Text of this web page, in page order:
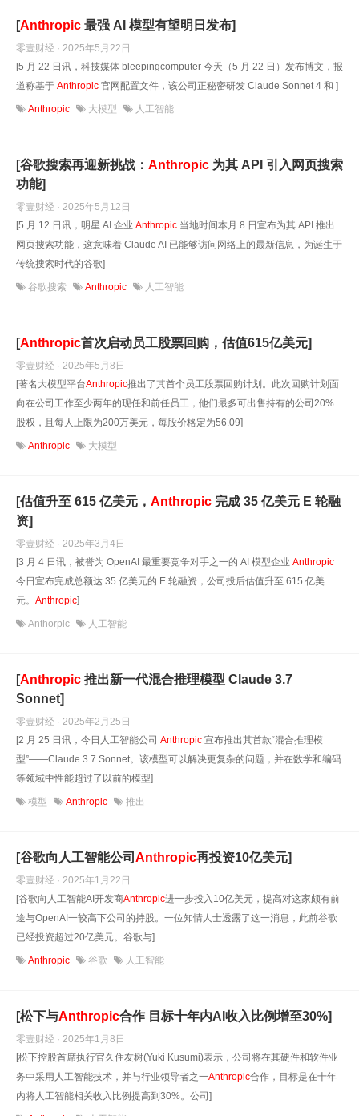
[Anthropic 最强 AI 模型有望明日发布]
零壹财经 · 2025年5月22日
[5 月 22 日讯，科技媒体 bleepingcomputer 今天（5 月 22 日）发布博文，报
道称基于 Anthropic 官网配置文件，该公司正秘密研发 Claude Sonnet 4 和 ]
Anthropic 大模型 人工智能
[谷歌搜索再迎新挑战： Anthropic 为其 API 引入网页搜索
功能]
零壹财经 · 2025年5月12日
[5 月 12 日讯，明星 AI 企业 Anthropic 当地时间本月 8 日宣布为其 API 推出
网页搜索功能，这意味着 Claude AI 已能够访问网络上的最新信息，为诞生于
传统搜索时代的谷歌]
谷歌搜索 Anthropic 人工智能
[Anthropic首次启动员工股票回购，估值615亿美元]
零壹财经 · 2025年5月8日
[著名大模型平台Anthropic推出了其首个员工股票回购计划。此次回购计划面
向在公司工作至少两年的现任和前任员工，他们最多可出售持有的公司20%
股权，且每人上限为200万美元，每股价格定为56.09]
Anthropic 大模型
[估值升至 615 亿美元， Anthropic 完成 35 亿美元 E 轮融
资]
零壹财经 · 2025年3月4日
[3 月 4 日讯，被誉为 OpenAI 最重要竞争对手之一的 AI 模型企业 Anthropic
今日宣布完成总额达 35 亿美元的 E 轮融资，公司投后估值升至 615 亿美
元。 Anthropic]
Anthorpic 人工智能
[Anthropic 推出新一代混合推理模型 Claude 3.7
Sonnet]
零壹财经 · 2025年2月25日
[2 月 25 日讯，今日人工智能公司 Anthropic 宣布推出其首款“混合推理模
型”——Claude 3.7 Sonnet。该模型可以解决更复杂的问题，并在数学和编码
等领域中性能超过了以前的模型]
模型 Anthropic 推出
[谷歌向人工智能公司 Anthropic再投资10亿美元]
零壹财经 · 2025年1月22日
[谷歌向人工智能AI开发商Anthropic进一步投入10亿美元，提高对这家颇有前
途与OpenAI一较高下公司的持股。一位知情人士透露了这一消息，此前谷歌
已经投资超过20亿美元。谷歌与]
Anthropic 谷歌 人工智能
[松下与Anthropic合作 目标十年内AI收入比例增至30%]
零壹财经 · 2025年1月8日
[松下控股首席执行官久住友树(Yuki Kusumi)表示，公司将在其硬件和软件业
务中采用人工智能技术，并与行业领导者之一Anthropic合作，目标是在十年
内将人工智能相关收入比例提高到30%。公司]